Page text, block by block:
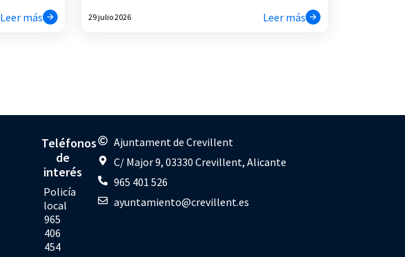
Leer más 29 julio 2026 Leer más
Teléfonos
de
interés
Policía
local
965
406
454
Ajuntament de Crevillent
C/ Major 9, 03330 Crevillent, Alicante
965 401 526
ayuntamiento@crevillent.es